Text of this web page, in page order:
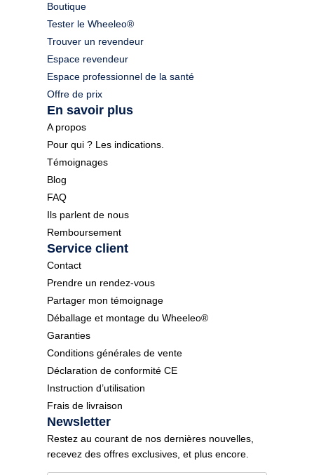
Boutique
Tester le Wheeleo®
Trouver un revendeur
Espace revendeur
Espace professionnel de la santé
Offre de prix
En savoir plus
A propos
Pour qui ? Les indications.
Témoignages
Blog
FAQ
Ils parlent de nous
Remboursement
Service client
Contact
Prendre un rendez-vous
Partager mon témoignage
Déballage et montage du Wheeleo®
Garanties
Conditions générales de vente
Déclaration de conformité CE
Instruction d’utilisation
Frais de livraison
Newsletter
Restez au courant de nos dernières nouvelles,
recevez des offres exclusives, et plus encore.